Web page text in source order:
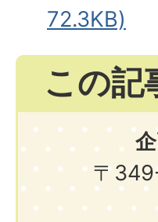
72.3KB)
この記
〒